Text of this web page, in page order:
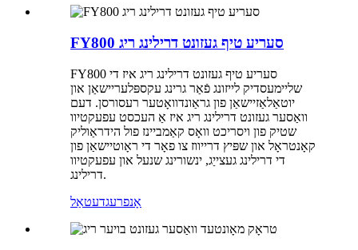
FY800 סעריע טיף געזונט דרילינג ריג
FY800 סעריע טיף געזונט דרילינג ריג איז די
שליימעסדיק לייזונג פֿאַר גרינג עקספּלעריישאַן און
יוטאַלאַזיישאַן פון גראַונדוואָטער רעסורסן. דעם
וואַסער געזונט דרילינג ריג איז אַ העכסט עפעקטיוו
שטיק פון ויסריכט וואָס קאַמביינז פול הידראַוליק
קאָנטראָל און שפּיץ דרייווז צו פאָר די ראָוטיישאַן פון
די דרילינג געצייַג, ינשורינג שנעל און עפעקטיוו
דרילינג.
אָנפרעגדעטאַל